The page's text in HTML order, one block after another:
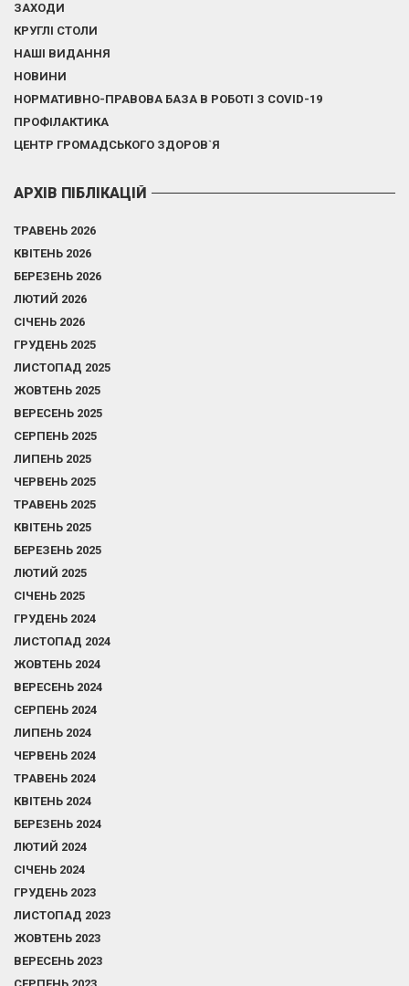
ЗАХОДИ
КРУГЛІ СТОЛИ
НАШІ ВИДАННЯ
НОВИНИ
НОРМАТИВНО-ПРАВОВА БАЗА В РОБОТІ З COVID-19
ПРОФІЛАКТИКА
ЦЕНТР ГРОМАДСЬКОГО ЗДОРОВ`Я
АРХІВ ПІБЛІКАЦІЙ
ТРАВЕНЬ 2026
КВІТЕНЬ 2026
БЕРЕЗЕНЬ 2026
ЛЮТИЙ 2026
СІЧЕНЬ 2026
ГРУДЕНЬ 2025
ЛИСТОПАД 2025
ЖОВТЕНЬ 2025
ВЕРЕСЕНЬ 2025
СЕРПЕНЬ 2025
ЛИПЕНЬ 2025
ЧЕРВЕНЬ 2025
ТРАВЕНЬ 2025
КВІТЕНЬ 2025
БЕРЕЗЕНЬ 2025
ЛЮТИЙ 2025
СІЧЕНЬ 2025
ГРУДЕНЬ 2024
ЛИСТОПАД 2024
ЖОВТЕНЬ 2024
ВЕРЕСЕНЬ 2024
СЕРПЕНЬ 2024
ЛИПЕНЬ 2024
ЧЕРВЕНЬ 2024
ТРАВЕНЬ 2024
КВІТЕНЬ 2024
БЕРЕЗЕНЬ 2024
ЛЮТИЙ 2024
СІЧЕНЬ 2024
ГРУДЕНЬ 2023
ЛИСТОПАД 2023
ЖОВТЕНЬ 2023
ВЕРЕСЕНЬ 2023